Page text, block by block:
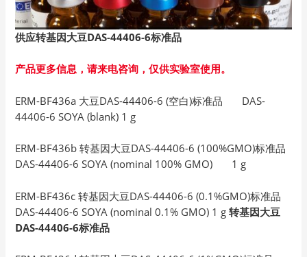
供应转基因大豆DAS-44406-6标准品
产品更多信息，请来电咨询，仅供实验室使用。
ERM-BF436a 大豆DAS-44406-6 (空白)标准品 DAS-
44406-6 SOYA (blank) 1 g
ERM-BF436b 转基因大豆DAS-44406-6 (100%GMO)标准品
DAS-44406-6 SOYA (nominal 100% GMO) 1 g
ERM-BF436c 转基因大豆DAS-44406-6 (0.1%GMO)标准品
DAS-44406-6 SOYA (nominal 0.1% GMO) 1 g转基因大豆
DAS-44406-6标准品